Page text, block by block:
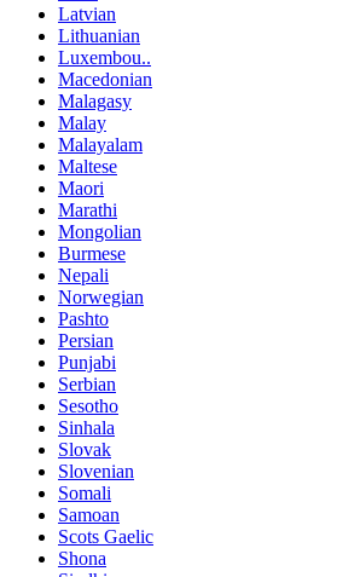
Latvian
Lithuanian
Luxembou..
Macedonian
Malagasy
Malay
Malayalam
Maltese
Maori
Marathi
Mongolian
Burmese
Nepali
Norwegian
Pashto
Persian
Punjabi
Serbian
Sesotho
Sinhala
Slovak
Slovenian
Somali
Samoan
Scots Gaelic
Shona